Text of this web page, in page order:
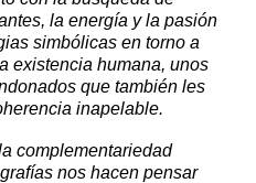
la energía y la pasión
simbólicas en torno a
existencia humana, unos
que también les
inapelable.
complementariedad
nos hacen pensar